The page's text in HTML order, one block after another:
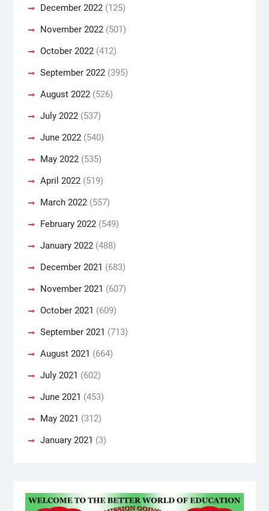
December 2022(125)
November 2022(501)
October 2022(412)
September 2022(395)
August 2022(526)
July 2022(537)
June 2022(540)
May 2022(535)
April 2022(519)
March 2022(557)
February 2022(549)
January 2022(488)
December 2021 (683)
November 2021 (607)
October 2021 (609)
September 2021 (713)
August 2021 (664)
July 2021 (602)
June 2021 (453)
May 2021 (312)
January 2021 (3)